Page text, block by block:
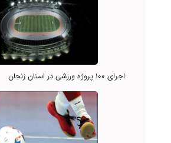
اجرای ۱۰۰ پروژه ورزشی در استان زنجان